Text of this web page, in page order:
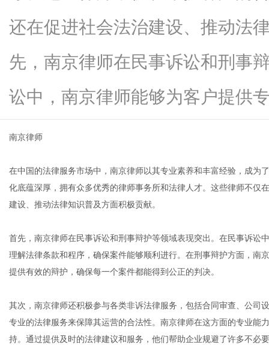
还在促进社会法治建设、推动法
先，南京律师在民事诉讼和刑事
讼中，南京律师能够为客户提供
南京律师
在中国的法律服务市场中，南京律师以其专业素养和丰富经验，成为
化底蕴深厚，拥有众多优秀的律师事务所和法律人才。这些律师不仅
建设、推动法律知识普及方面积极贡献。
首先，南京律师在民事诉讼和刑事辩护等领域表现突出。在民事诉讼
理解法律条款和程序，确保案件能够顺利进行。在刑事辩护方面，南
提供有效的辩护，确保每一个案件都能得到公正的判决。
其次，南京律师还积极参与各类非诉法律服务，包括合同审查、公司
专业的法律服务来保障其运营的合法性。南京律师在这方面的专业能
持。通过提供及时的法律建议和服务，他们帮助企业规避了许多不必